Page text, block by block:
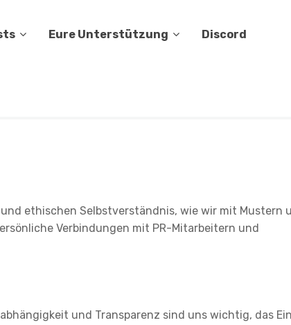
Eure Unterstützung Discord
ethischen Selbstverständnis, wie wir mit Mustern
Verbindungen mit PR-Mitarbeitern und
und Transparenz sind uns wichtig, das